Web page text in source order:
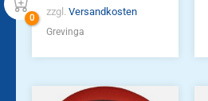
zzgl. Versandkosten
Grevinga